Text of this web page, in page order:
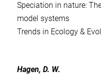
Speciation in nature:
model systems
Trends in Ecology &
Hagen, D. W.